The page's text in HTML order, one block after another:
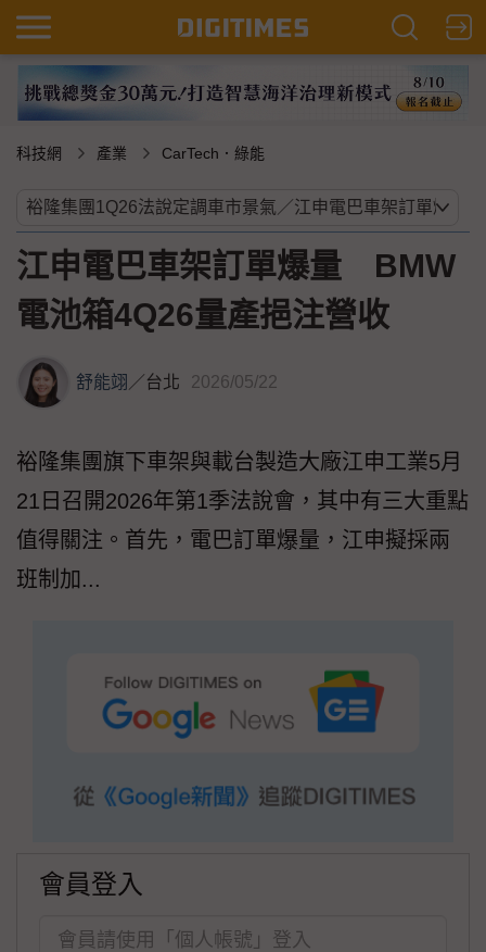
科技網 產業 CarTech．綠能
江申電巴車架訂單爆量 BMW
電池箱4Q26量產挹注營收
舒能翊 ／台北 2026/05/22
裕隆集團旗下車架與載台製造大廠江申工業5月
21日召開2026年第1季法說會，其中有三大重點
值得關注。首先，電巴訂單爆量，江申擬採兩
班制加...
會員登入